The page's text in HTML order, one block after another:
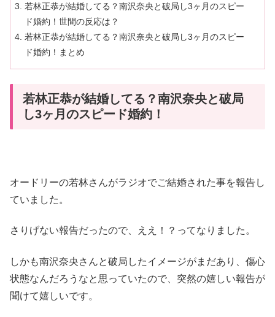
若林正恭が結婚してる？南沢奈央と破局し3ヶ月のスピー
ド婚約！世間の反応は？
若林正恭が結婚してる？南沢奈央と破局し3ヶ月のスピー
ド婚約！まとめ
若林正恭が結婚してる？南沢奈央と破局
し3ヶ月のスピード婚約！
オードリーの若林さんがラジオでご結婚された事を報告し
ていました。
さりげない報告だったので、ええ！？ってなりました。
しかも南沢奈央さんと破局したイメージがまだあり、傷心
状態なんだろうなと思っていたので、突然の嬉しい報告が
聞けて嬉しいです。